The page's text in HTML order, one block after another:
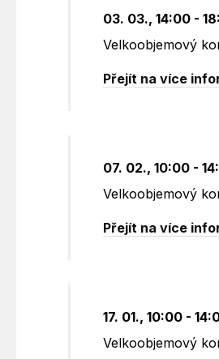
03. 03., 14:00 -
Velkoobjemový
Přejít na více
07. 02., 10:00 -
Velkoobjemový
Přejít na více
17. 01., 10:00 -
Velkoobjemový